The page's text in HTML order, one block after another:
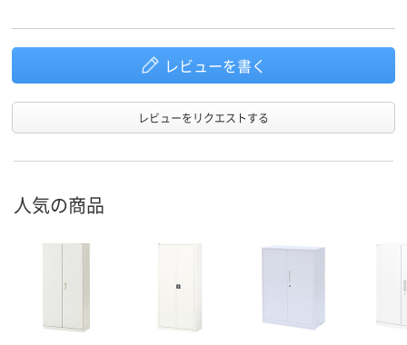
レビューを書く
レビューをリクエストする
人気の商品